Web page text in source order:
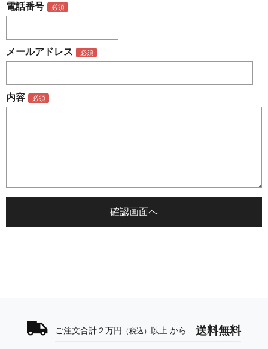
電話番号
メールアドレス
内容
ご注文合計２万円 （税込） 以上 から 送料無料